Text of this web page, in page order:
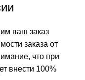
ваш заказ
заказа от
что при
внести 100%